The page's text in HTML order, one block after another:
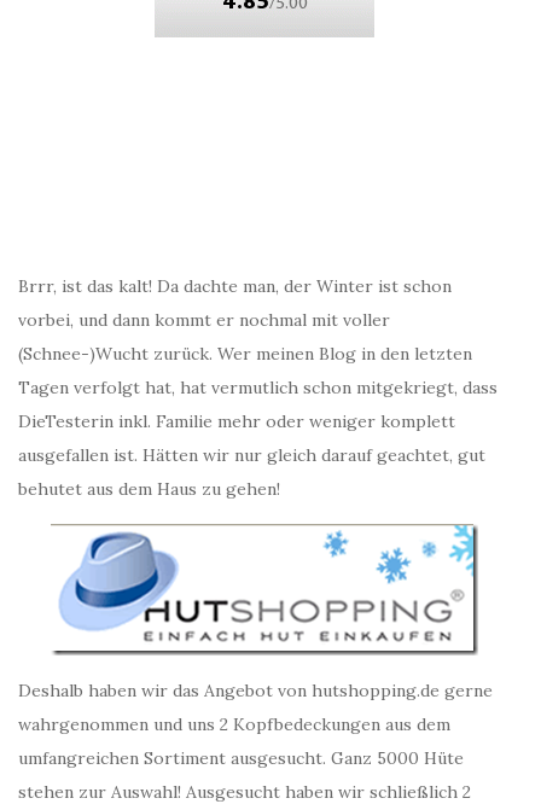
Brrr, ist das kalt! Da dachte man, der Winter ist schon
vorbei, und dann kommt er nochmal mit voller
(Schnee-)Wucht zurück. Wer meinen Blog in den letzten
Tagen verfolgt hat, hat vermutlich schon mitgekriegt, dass
DieTesterin inkl. Familie mehr oder weniger komplett
ausgefallen ist. Hätten wir nur gleich darauf geachtet, gut
behutet aus dem Haus zu gehen!
Deshalb haben wir das Angebot von hutshopping.de gerne
wahrgenommen und uns 2 Kopfbedeckungen aus dem
umfangreichen Sortiment ausgesucht. Ganz 5000 Hüte
stehen zur Auswahl! Ausgesucht haben wir schließlich 2